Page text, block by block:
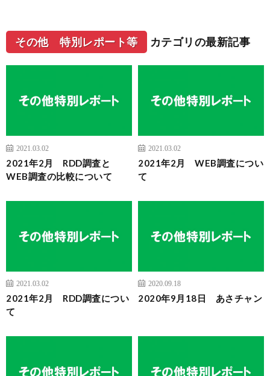
その他 特別レポート等 カテゴリの最新記事
2021.03.02
2021年2月 RDD調査と
WEB調査の比較について
2021.03.02
2021年2月 WEB調査につい
て
2021.03.02
2021年2月 RDD調査につい
て
2020.09.18
2020年9月18日 あさチャン